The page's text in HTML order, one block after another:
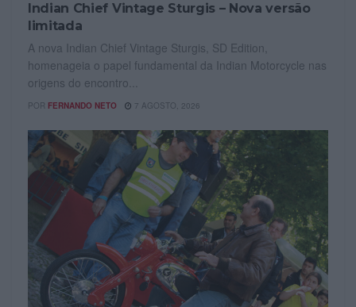
Indian Chief Vintage Sturgis – Nova versão
limitada
A nova Indian Chief Vintage Sturgis, SD Edition,
homenageia o papel fundamental da Indian Motorcycle nas
origens do encontro...
POR FERNANDO NETO 7 AGOSTO, 2026